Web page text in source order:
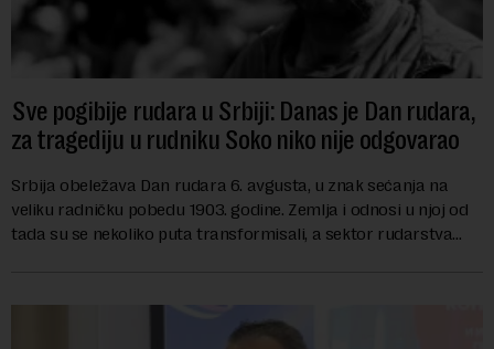
Sve pogibije rudara u Srbiji: Danas je Dan rudara,
za tragediju u rudniku Soko niko nije odgovarao
Srbija obeležava Dan rudara 6. avgusta, u znak sećanja na
veliku radničku pobedu 1903. godine. Zemlja i odnosi u njoj od
tada su se nekoliko puta transformisali, a sektor rudarstva